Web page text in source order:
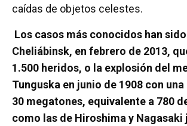
caídas de objetos celestes.
Los casos más conocidos han
Cheliábinsk, en febrero de 2013,
1.500 heridos, o la explosión del
Tunguska en junio de 1908 con
30 megatones, equivalente a 780
como las de Hiroshima y Nagasaki